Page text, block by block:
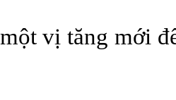
vị tăng mới